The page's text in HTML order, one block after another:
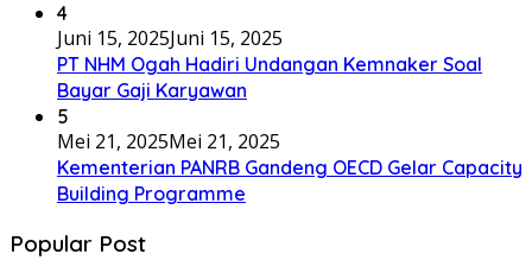
4
Juni 15, 2025Juni 15, 2025
PT NHM Ogah Hadiri Undangan Kemnaker Soal
Bayar Gaji Karyawan
5
Mei 21, 2025Mei 21, 2025
Kementerian PANRB Gandeng OECD Gelar Capacity
Building Programme
Popular Post